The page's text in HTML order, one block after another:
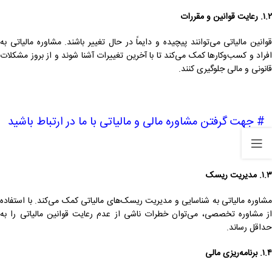
۱.۲. رعایت قوانین و مقررات
قوانین مالیاتی می‌توانند پیچیده و دایماً در حال تغییر باشند. مشاوره مالیاتی به
افراد و کسب‌وکارها کمک می‌کند تا با آخرین تغییرات آشنا شوند و از بروز مشکلات
قانونی و مالی جلوگیری کنند.
# جهت گرفتن مشاوره مالی و مالیاتی با ما در ارتباط باشید
۱.۳. مدیریت ریسک
مشاوره مالیاتی به شناسایی و مدیریت ریسک‌های مالیاتی کمک می‌کند. با استفاده
از مشاوره تخصصی، می‌توان خطرات ناشی از عدم رعایت قوانین مالیاتی را به
حداقل رساند.
۱.۴. برنامه‌ریزی مالی